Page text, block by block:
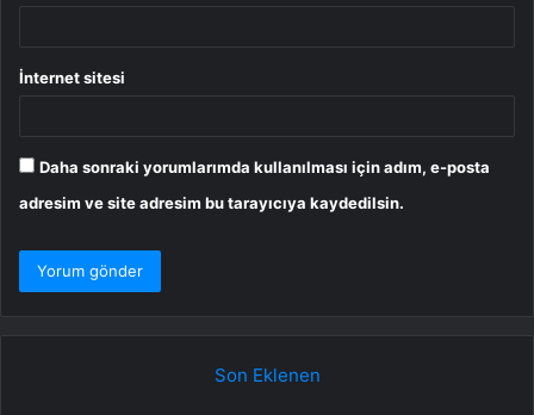
İnternet sitesi
Daha sonraki yorumlarımda kullanılması için adım, e-posta
adresim ve site adresim bu tarayıcıya kaydedilsin.
Son Eklenen